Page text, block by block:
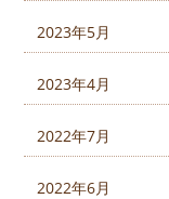
2023年5月
2023年4月
2022年7月
2022年6月